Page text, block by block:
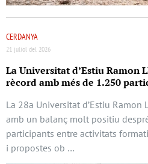
CERDANYA
21 juliol del 2026
La Universitat d’Estiu Ramon
rècord amb més de 1.250
La 28a Universitat d’Estiu
amb un balanç molt positiu
participants entre activitats
i propostes ob …